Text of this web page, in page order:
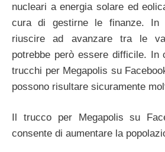
nucleari a energia solare ed
cura di gestirne le finanze. In
riuscire ad avanzare tra le
potrebbe però essere difficile. In
trucchi per Megapolis su
possono risultare sicuramente
Il trucco per Megapolis su
consente di aumentare la